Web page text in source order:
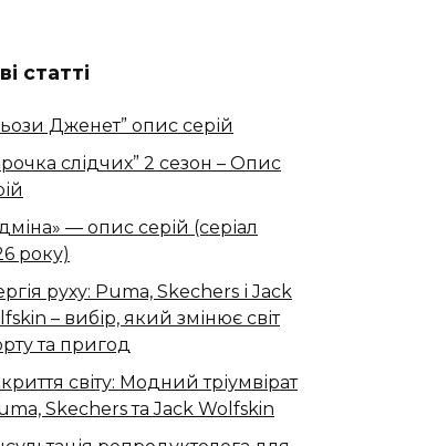
статті
Дженет” опис серій
слідчих” 2 сезон – Опис
— опис серій (серіал
року)
руху: Puma, Skechers і Jack
– вибір, який змінює світ
та пригод
світу: Модний тріумвірат
Skechers та Jack Wolfskin